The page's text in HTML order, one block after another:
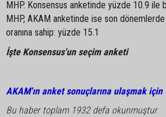
MHP. Konsensus anketinde yüzde 10.9 ile
MHP, AKAM anketinde ise son
oranına sahip: yüzde 15.1
İşte Konsensus'un seçim anketi
AKAM'ın anket sonuçlarına ulaşmak için
Bu haber toplam 1932 defa okunmuştur